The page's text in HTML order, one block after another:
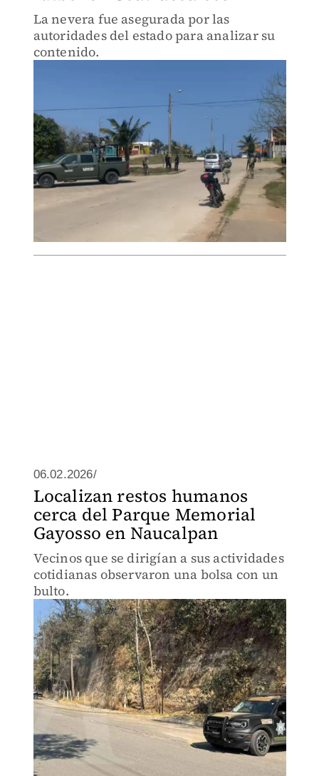
La nevera fue asegurada por las
autoridades del estado para analizar su
contenido.
06.02.2026/
Localizan restos humanos
cerca del Parque Memorial
Gayosso en Naucalpan
Vecinos que se dirigían a sus actividades
cotidianas observaron una bolsa con un
bulto.